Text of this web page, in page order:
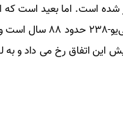
است. اما بعید است
این اتفاق رخ می داد و به